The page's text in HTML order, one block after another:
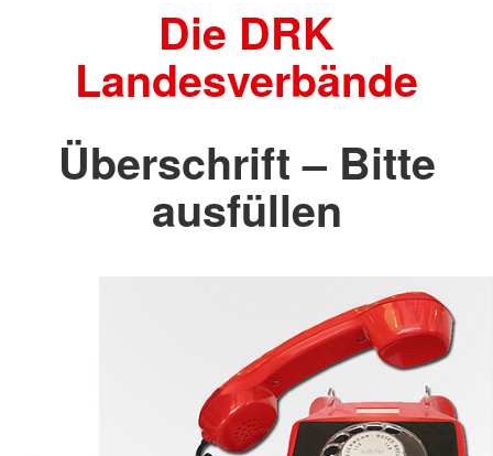
Die DRK
Landesverbände
Überschrift – Bitte
ausfüllen